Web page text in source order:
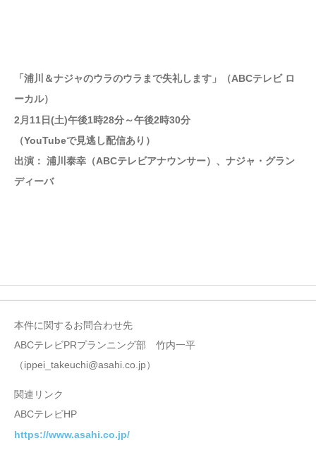
「浦川＆ナジャのウラのウラまで失礼します」（ABCテレビ ロ
ーカル）
2月11日(土)午後1時28分～午後2時30分
（YouTubeで見逃し配信あり）
出演： 浦川泰幸（ABCテレビアナウンサー）、ナジャ・グラン
ディーバ
本件に関するお問合わせ先
ABCテレビPRプランニング部 竹内一平
（ippei_takeuchi@asahi.co.jp）
関連リンク
ABCテレビHP
https://www.asahi.co.jp/